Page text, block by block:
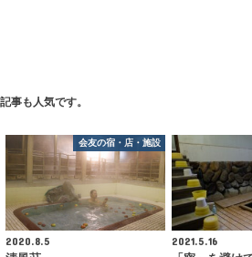
事も人気です。
会友の宿・店・施設
2020.8.5
2021.5.16